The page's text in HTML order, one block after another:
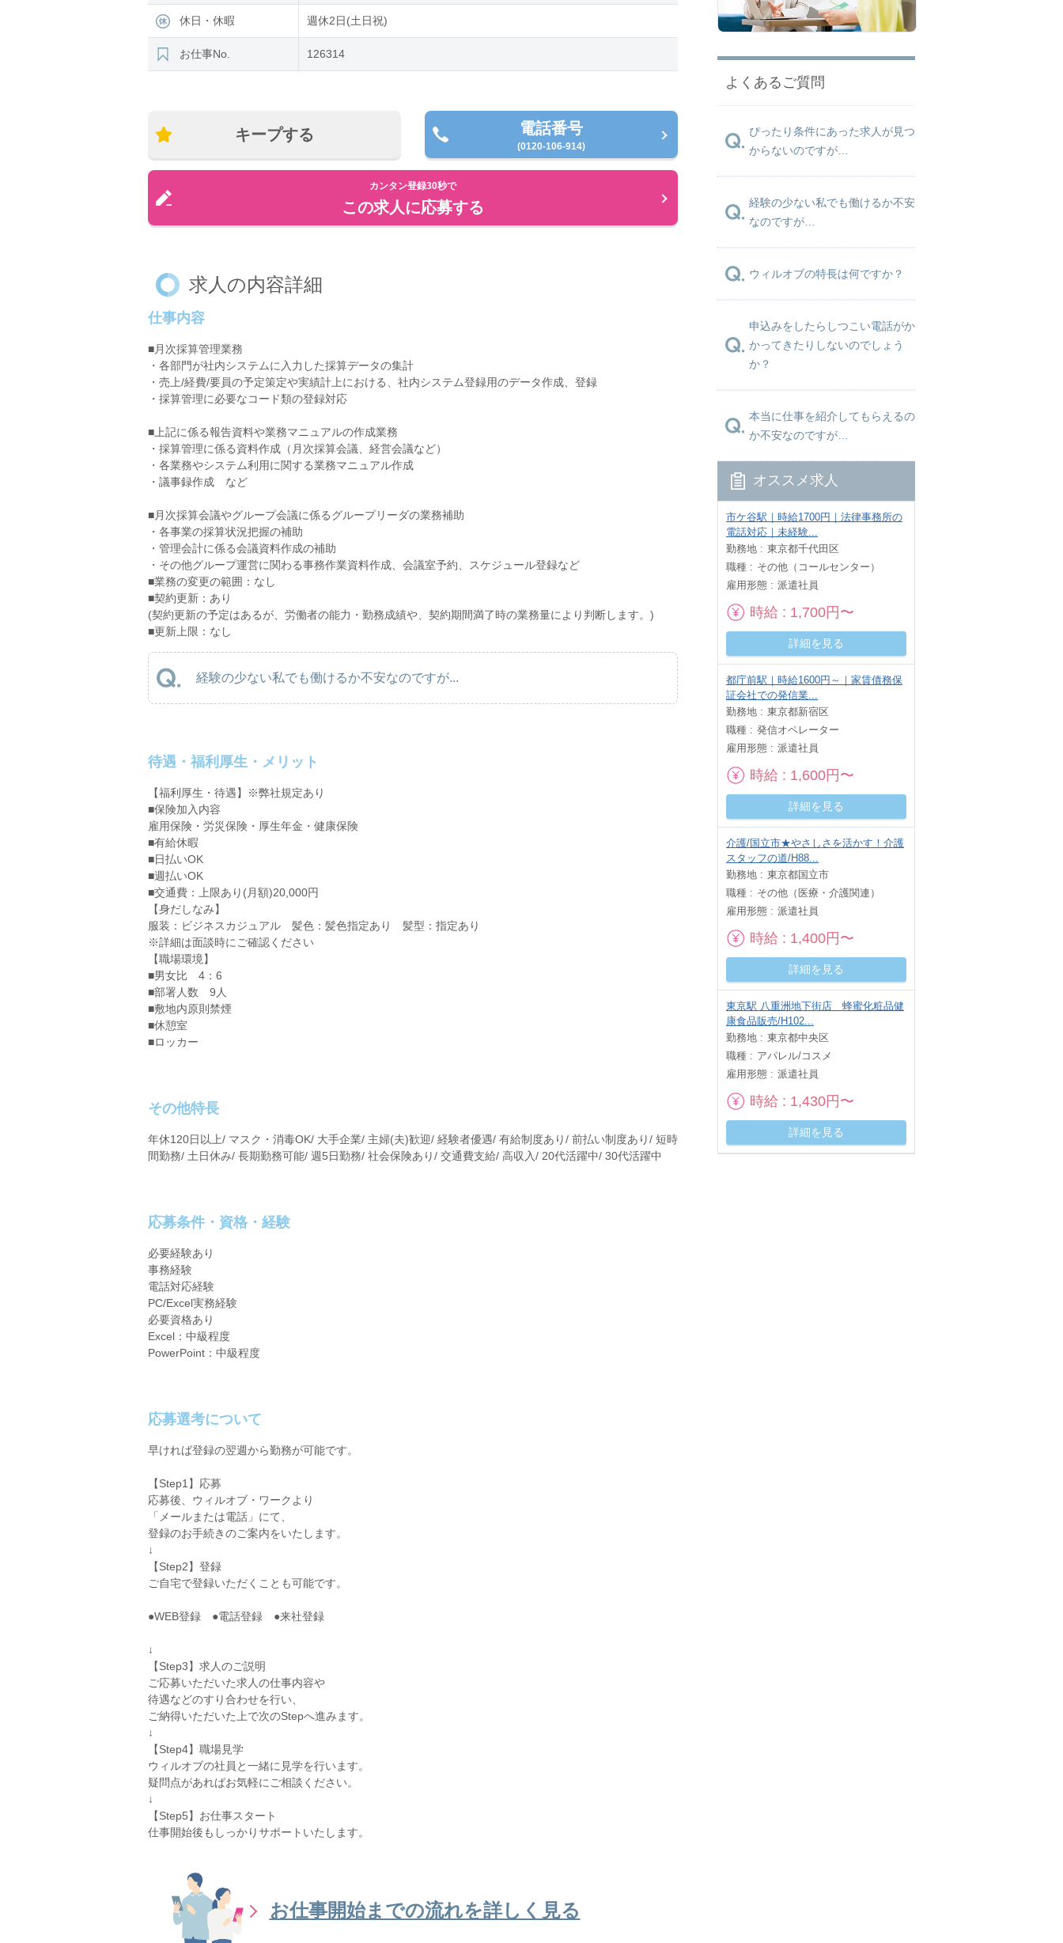
休日・休暇 週休2日(土日祝)
お仕事No. 126314
キープする 電話番号
(0120-106-914)
カンタン登録30秒で
この求人に応募する
求人の内容詳細
仕事内容
■月次採算管理業務
・各部門が社内システムに入力した採算データの集計
・売上/経費/要員の予定策定や実績計上における、社内システム登録用のデータ作成、登録
・採算管理に必要なコード類の登録対応
■上記に係る報告資料や業務マニュアルの作成業務
・採算管理に係る資料作成（月次採算会議、経営会議など）
・各業務やシステム利用に関する業務マニュアル作成
・議事録作成 など
■月次採算会議やグループ会議に係るグループリーダの業務補助
・各事業の採算状況把握の補助
・管理会計に係る会議資料作成の補助
・その他グループ運営に関わる事務作業資料作成、会議室予約、スケジュール登録など
■業務の変更の範囲：なし
■契約更新：あり
(契約更新の予定はあるが、労働者の能力・勤務成績や、契約期間満了時の業務量により判断します。)
■更新上限：なし
経験の少ない私でも働けるか不安なのですが...
待遇・福利厚生・メリット
【福利厚生・待遇】※弊社規定あり
■保険加入内容
雇用保険・労災保険・厚生年金・健康保険
■有給休暇
■日払いOK
■週払いOK
■交通費：上限あり(月額)20,000円
【身だしなみ】
服装：ビジネスカジュアル 髪色：髪色指定あり 髪型：指定あり
※詳細は面談時にご確認ください
【職場環境】
■男女比 4：6
■部署人数 9人
■敷地内原則禁煙
■休憩室
■ロッカー
その他特長
年休120日以上/ マスク・消毒OK/ 大手企業/ 主婦(夫)歓迎/ 経験者優遇/ 有給制度あり/ 前払い制度あり/ 短時
間勤務/ 土日休み/ 長期勤務可能/ 週5日勤務/ 社会保険あり/ 交通費支給/ 高収入/ 20代活躍中/ 30代活躍中
応募条件・資格・経験
必要経験あり
事務経験
電話対応経験
PC/Excel実務経験
必要資格あり
Excel：中級程度
PowerPoint：中級程度
応募選考について
早ければ登録の翌週から勤務が可能です。
【Step1】応募
応募後、ウィルオブ・ワークより
「メールまたは電話」にて、
登録のお手続きのご案内をいたします。
↓
【Step2】登録
ご自宅で登録いただくことも可能です。
●WEB登録 ●電話登録 ●来社登録
↓
【Step3】求人のご説明
ご応募いただいた求人の仕事内容や
待遇などのすり合わせを行い、
ご納得いただいた上で次のStepへ進みます。
↓
【Step4】職場見学
ウィルオブの社員と一緒に見学を行います。
疑問点があればお気軽にご相談ください。
↓
【Step5】お仕事スタート
仕事開始後もしっかりサポートいたします。
お仕事開始までの流れを詳しく見る
よくあるご質問
ぴったり条件にあった求人が見つ
からないのですが…
経験の少ない私でも働けるか不安
なのですが…
ウィルオブの特長は何ですか？
申込みをしたらしつこい電話がか
かってきたりしないのでしょう
か？
本当に仕事を紹介してもらえるの
か不安なのですが…
オススメ求人
市ケ谷駅｜時給1700円｜法律事務所の
電話対応｜未経験...
勤務地
東京都千代田区
職種
その他（コールセンター）
雇用形態
派遣社員
時給 1,700円〜
詳細を見る
都庁前駅｜時給1600円～｜家賃債務保
証会社での発信業...
勤務地
東京都新宿区
職種
発信オペレーター
雇用形態
派遣社員
時給 1,600円〜
詳細を見る
介護/国立市★やさしさを活かす！介護
スタッフの道/H88...
勤務地
東京都国立市
職種
その他（医療・介護関連）
雇用形態
派遣社員
時給 1,400円〜
詳細を見る
東京駅 八重洲地下街店 蜂蜜化粧品健
康食品販売/H102...
勤務地
東京都中央区
職種
アパレル/コスメ
雇用形態
派遣社員
時給 1,430円〜
詳細を見る